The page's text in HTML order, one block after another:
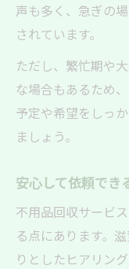
声も多く、急ぎの
されています。
ただし、繁忙期や
な場合もあるため
予定や希望をしっ
ましょう。
安心して依頼でき
不用品回収サービ
る点にあります。
りとしたヒアリン